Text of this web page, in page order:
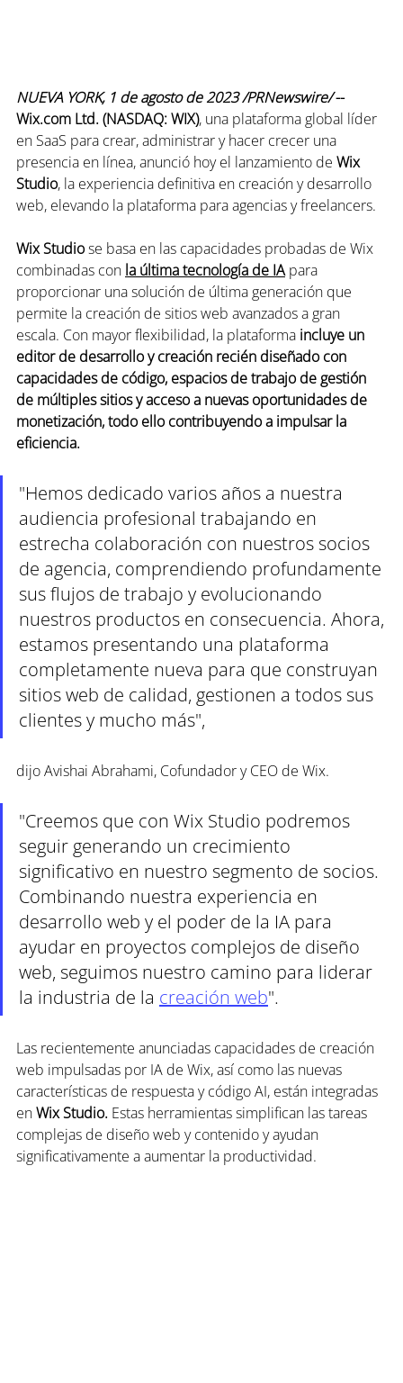
NUEVA YORK, 1 de agosto de 2023 /PRNewswire/ --
Wix.com Ltd. (NASDAQ: WIX), una plataforma global líder
en SaaS para crear, administrar y hacer crecer una
presencia en línea, anunció hoy el lanzamiento de Wix
Studio, la experiencia definitiva en creación y desarrollo
web, elevando la plataforma para agencias y freelancers.
Wix Studio se basa en las capacidades probadas de Wix
combinadas con la última tecnología de IA para
proporcionar una solución de última generación que
permite la creación de sitios web avanzados a gran
escala. Con mayor flexibilidad, la plataforma incluye un
editor de desarrollo y creación recién diseñado con
capacidades de código, espacios de trabajo de gestión
de múltiples sitios y acceso a nuevas oportunidades de
monetización, todo ello contribuyendo a impulsar la
eficiencia.
"Hemos dedicado varios años a nuestra
audiencia profesional trabajando en
estrecha colaboración con nuestros socios
de agencia, comprendiendo profundamente
sus flujos de trabajo y evolucionando
nuestros productos en consecuencia. Ahora,
estamos presentando una plataforma
completamente nueva para que construyan
sitios web de calidad, gestionen a todos sus
clientes y mucho más",
dijo Avishai Abrahami, Cofundador y CEO de Wix.
"Creemos que con Wix Studio podremos
seguir generando un crecimiento
significativo en nuestro segmento de socios.
Combinando nuestra experiencia en
desarrollo web y el poder de la IA para
ayudar en proyectos complejos de diseño
web, seguimos nuestro camino para liderar
la industria de la creación web".
Las recientemente anunciadas capacidades de creación
web impulsadas por IA de Wix, así como las nuevas
características de respuesta y código AI, están integradas
en Wix Studio. Estas herramientas simplifican las tareas
complejas de diseño web y contenido y ayudan
significativamente a aumentar la productividad.